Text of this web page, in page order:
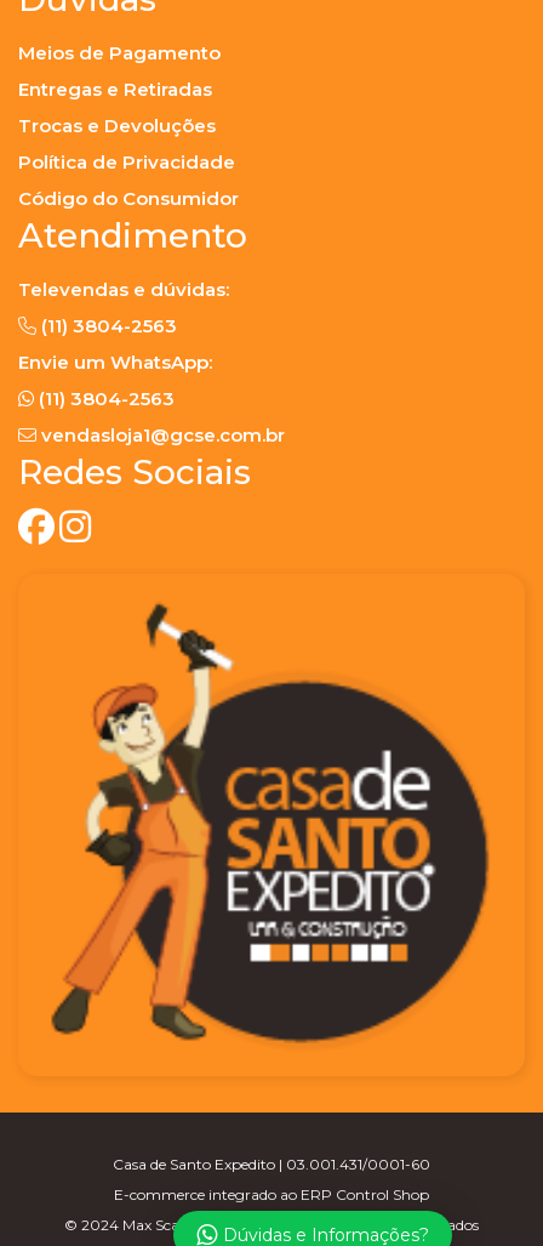
Dúvidas e Informações?
Meios de Pagamento
Entregas e Retiradas
Trocas e Devoluções
Política de Privacidade
Código do Consumidor
Atendimento
Televendas e dúvidas:
(11) 3804-2563
Envie um WhatsApp:
(11) 3804-2563
vendasloja1@gcse.com.br
Redes Sociais
Casa de Santo Expedito | 03.001.431/0001-60
E-commerce integrado ao ERP Control Shop
© 2024 Max Scalla Informática | Todos os direitos reservados